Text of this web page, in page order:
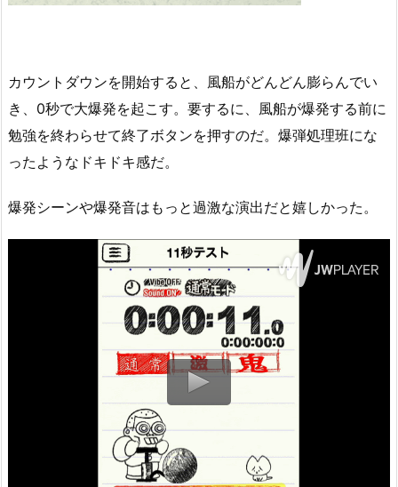
カウントダウンを開始すると、風船がどんどん膨らんでい
き、0秒で大爆発を起こす。要するに、風船が爆発する前に
勉強を終わらせて終了ボタンを押すのだ。爆弾処理班にな
ったようなドキドキ感だ。
爆発シーンや爆発音はもっと過激な演出だと嬉しかった。